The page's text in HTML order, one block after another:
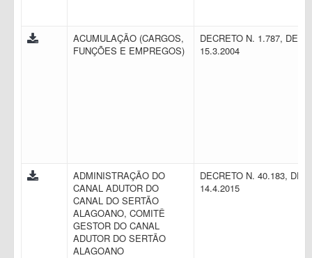
ACUMULAÇÃO (CARGOS,
FUNÇÕES E EMPREGOS)
DECRETO N. 1.787, DE
15.3.2004
ADMINISTRAÇÃO DO
CANAL ADUTOR DO
CANAL DO SERTÃO
ALAGOANO, COMITÊ
GESTOR DO CANAL
ADUTOR DO SERTÃO
ALAGOANO
DECRETO N. 40.183, DE
14.4.2015